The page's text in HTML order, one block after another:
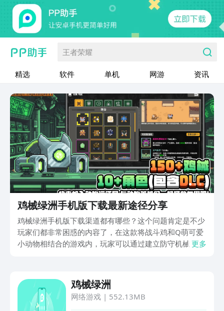
王者荣耀
精选 软件 单机 网游 资讯
鸡械绿洲手机版下载最新途径分享
鸡械绿洲手机版下载渠道都有哪些？这个问题肯定是不少
玩家们都非常困惑的内容了，在这款将战斗鸡和Q萌可爱
小动物相结合的游戏内，玩家可以通过建立防守机械，来
到诸位哟~
更多
鸡械绿洲
网络游戏| 552.13MB